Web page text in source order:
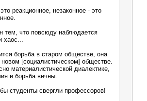
реакционное, незаконное - это
тем, что повсюду наблюдается
хаос...
борьба в старом обществе, она
новом [социалистическом] обществе.
материалистической диалектике,
и борьба вечны.
студенты свергли профессоров!